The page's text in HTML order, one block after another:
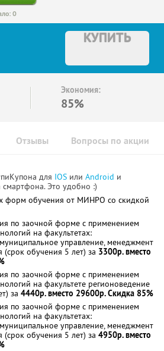
0
КУПИТЬ
Экономия:
85%
Отзывы Вопросы по акции
для IOS или Android и
смартфона. Это удобно :)
форм обучения от МИНРО со скидкой
по заочной форме с применением
на факультетах:
управление, менеджмент
обучения 5 лет) за 3300р. вместо
по заочной форме с применением
на факультете регионоведение
за 4440р. вместо 29600р. Скидка 85%
по заочной форме с применением
на факультетах:
управление, менеджмент
обучения 5 лет) за 4950р. вместо